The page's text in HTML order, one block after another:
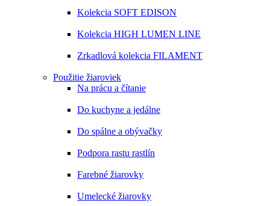
Kolekcia SOFT EDISON
Kolekcia HIGH LUMEN LINE
Zrkadlová kolekcia FILAMENT
Použitie žiaroviek
Na prácu a čítanie
Do kuchyne a jedálne
Do spálne a obývačky
Podpora rastu rastlín
Farebné žiarovky
Umelecké žiarovky